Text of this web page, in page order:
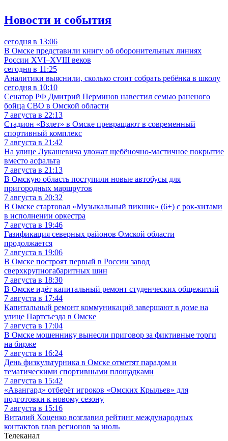
Новости и события
сегодня в 13:06
В Омске представили книгу об оборонительных линиях
России XVI–XVIII веков
сегодня в 11:25
Аналитики выяснили, сколько стоит собрать ребёнка в школу
сегодня в 10:10
Сенатор РФ Дмитрий Перминов навестил семью раненого
бойца СВО в Омской области
7 августа в 22:13
Стадион «Взлет» в Омске превращают в современный
спортивный комплекс
7 августа в 21:42
На улице Лукашевича уложат щебёночно-мастичное покрытие
вместо асфальта
7 августа в 21:13
В Омскую область поступили новые автобусы для
пригородных маршрутов
7 августа в 20:32
В Омске стартовал «Музыкальный пикник» (6+) с рок-хитами
в исполнении оркестра
7 августа в 19:46
Газификация северных районов Омской области
продолжается
7 августа в 19:06
В Омске построят первый в России завод
сверхкрупногабаритных шин
7 августа в 18:30
В Омске идёт капитальный ремонт студенческих общежитий
7 августа в 17:44
Капитальный ремонт коммуникаций завершают в доме на
улице Партсъезда в Омске
7 августа в 17:04
В Омске мошеннику вынесли приговор за фиктивные торги
на бирже
7 августа в 16:24
День физкультурника в Омске отметят парадом и
тематическими спортивными площадками
7 августа в 15:42
«Авангард» отберёт игроков «Омских Крыльев» для
подготовки к новому сезону
7 августа в 15:16
Виталий Хоценко возглавил рейтинг международных
контактов глав регионов за июль
Телеканал